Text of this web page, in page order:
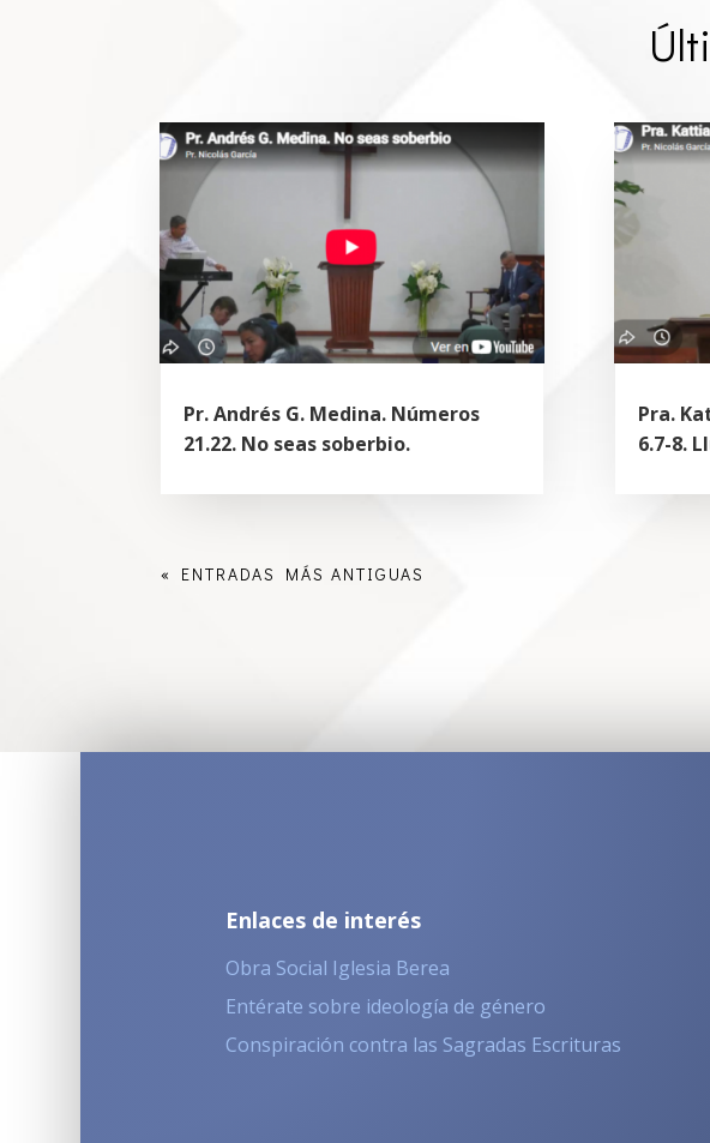
Pr. Andrés G. Medina. Números
21.22. No seas soberbio.
Pra.
6.7-8.
« ENTRADAS MÁS ANTIGUAS
Enlaces de interés
Obra Social Iglesia Berea
Entérate sobre ideología de género
Conspiración contra las Sagradas Escrituras